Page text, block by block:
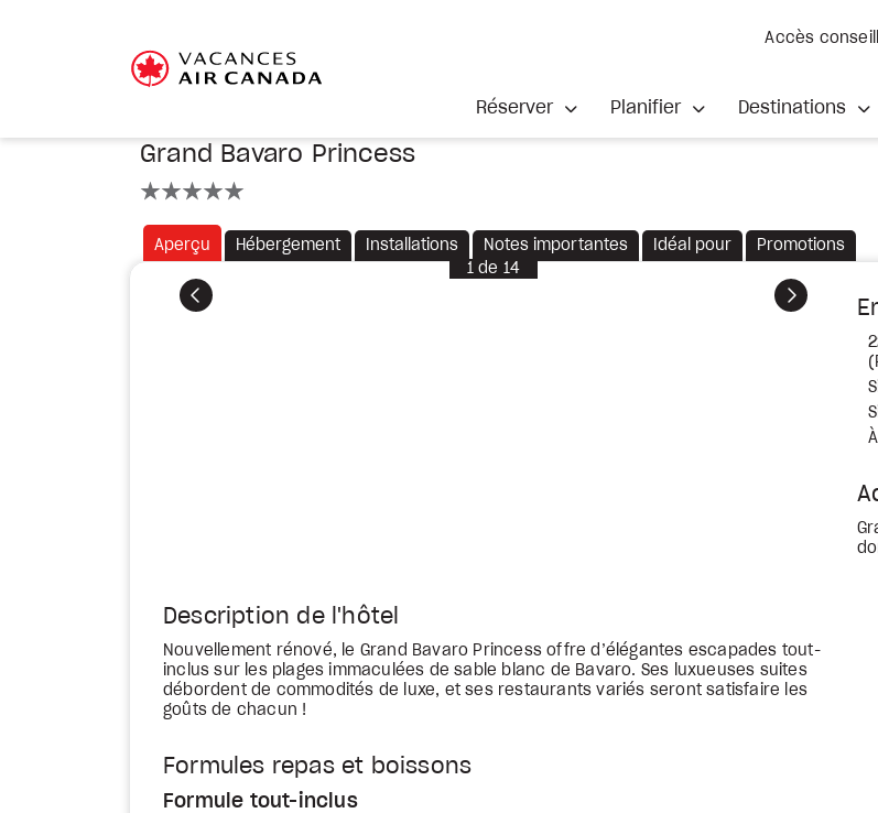
Accès
Réserver Planifier Destinations
Grand Bavaro Princess
Aperçu Hébergement Installations Notes importantes Idéal pour Promotions
Précédent Suivant
1de 14
Description de l'hôtel
Nouvellement rénové, le Grand Bavaro Princess offre d’élégantes escapades tout-
inclus sur les plages immaculées de sable blanc de Bavaro. Ses luxueuses suites
débordent de commodités de luxe, et ses restaurants variés seront satisfaire les
goûts de chacun !
Formules repas et boissons
Formule tout-inclus